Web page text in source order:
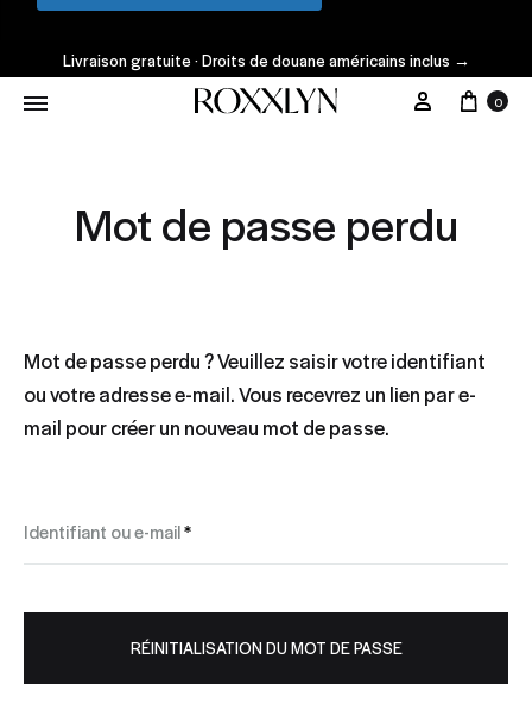
Livraison gratuite · Droits de douane américains inclus →
Mon 0
Mot de passe perdu
Mot de passe perdu ? Veuillez saisir votre identifiant
ou votre adresse e-mail. Vous recevrez un lien par e-
mail pour créer un nouveau mot de passe.
Identifiant ou e-mail*Obligatoire
RÉINITIALISATION DU MOT DE PASSE